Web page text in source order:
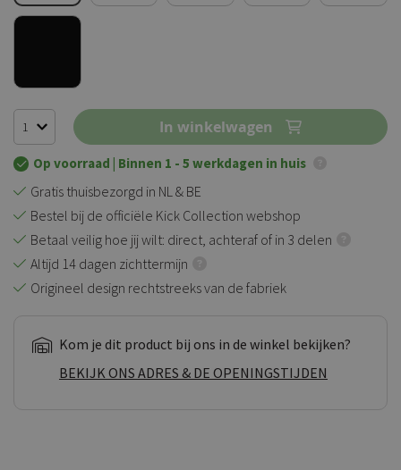
In winkelwagen
Op voorraad | Binnen 1 - 5 werkdagen in huis
Gratis thuisbezorgd in NL & BE
Bestel bij de officiële Kick Collection webshop
Betaal veilig hoe jij wilt: direct, achteraf of in 3 delen
Altijd 14 dagen zichttermijn
Origineel design rechtstreeks van de fabriek
Kom je dit product bij ons in de winkel bekijken?
BEKIJK ONS ADRES & DE OPENINGSTIJDEN